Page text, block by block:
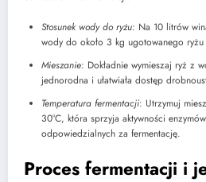
Stosunek wody do ryżu: Na 10 litrów
wody do około 3 kg ugotowanego ryżu
Mieszanie: Dokładnie wymieszaj ryż z
jednorodna i ułatwiała dostęp
Temperatura fermentacji: Utrzymuj
30°C, która sprzyja aktywności
odpowiedzialnych za fermentację.
Proces fermentacji i